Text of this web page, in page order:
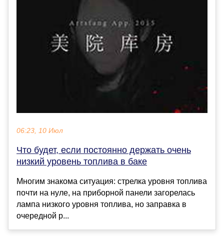
06:23, 10 Июл
Что будет, если постоянно держать очень
низкий уровень топлива в баке
Многим знакома ситуация: стрелка уровня топлива
почти на нуле, на приборной панели загорелась
лампа низкого уровня топлива, но заправка в
очередной р...